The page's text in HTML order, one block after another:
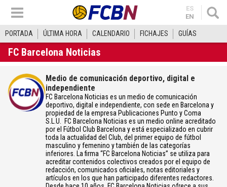
ES
EN
PORTADA ÚLTIMA HORA CALENDARIO FICHAJES GUÍAS
FC Barcelona Noticias
Medio de comunicación deportivo, digital e
independiente
FC Barcelona Noticias es un medio de comunicación
deportivo, digital e independiente, con sede en Barcelona y
propiedad de la empresa Publicaciones Punto y Coma
S.L.U. FC Barcelona Noticias es un medio online acreditado
por el Fútbol Club Barcelona y está especializado en cubrir
toda la actualidad del Club, del primer equipo de fútbol
masculino y femenino y también de las categorías
inferiores. La firma “FC Barcelona Noticias” se utiliza para
acreditar contenidos colectivos creados por el equipo de
redacción, comunicados oficiales, notas editoriales y
artículos en los que han participado diferentes redactores.